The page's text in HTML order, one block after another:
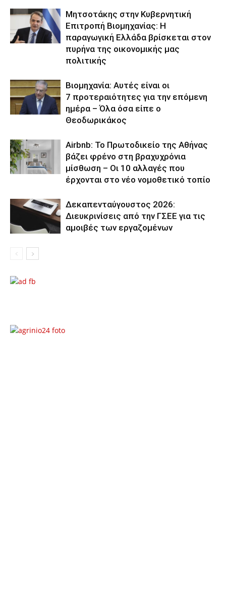
Μητσοτάκης στην Κυβερνητική
Επιτροπή Βιομηχανίας: Η
παραγωγική Ελλάδα βρίσκεται στον
πυρήνα της οικονομικής μας
πολιτικής
Βιομηχανία: Αυτές είναι οι
7 προτεραιότητες για την επόμενη
ημέρα – Όλα όσα είπε ο
Θεοδωρικάκος
Airbnb: Το Πρωτοδικείο της Αθήνας
βάζει φρένο στη βραχυχρόνια
μίσθωση – Οι 10 αλλαγές που
έρχονται στο νέο νομοθετικό τοπίο
Δεκαπενταύγουστος 2026:
Διευκρινίσεις από την ΓΣΕΕ για τις
αμοιβές των εργαζομένων